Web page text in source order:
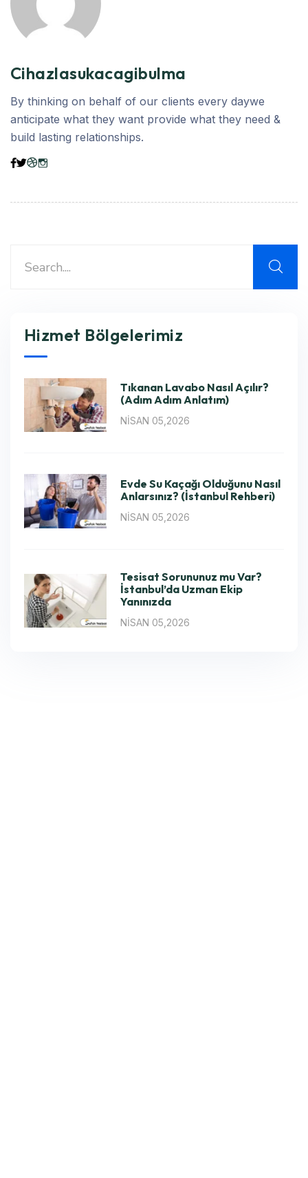
Cihazlasukacagibulma
By thinking on behalf of our clients every daywe
anticipate what they want provide what they need &
build lasting relationships.
Hizmet Bölgelerimiz
Tıkanan Lavabo Nasıl Açılır?
(Adım Adım Anlatım)
NISAN 05,2026
Evde Su Kaçağı Olduğunu Nasıl
Anlarsınız? (İstanbul Rehberi)
NISAN 05,2026
Tesisat Sorununuz mu Var?
İstanbul’da Uzman Ekip
Yanınızda
NISAN 05,2026